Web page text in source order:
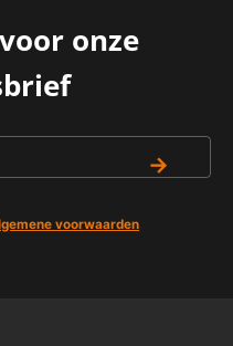
onze
→
voorwaarden